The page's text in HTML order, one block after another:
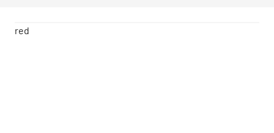
red